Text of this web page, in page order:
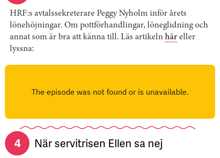
HRF:s avtalssekreterare Peggy Nyholm inför årets
lönehöjningar. Om pottförhandlingar, löneglidning och
annat som är bra att känna till. Läs artikeln här eller
lyssna:
4 När servitrisen Ellen sa nej